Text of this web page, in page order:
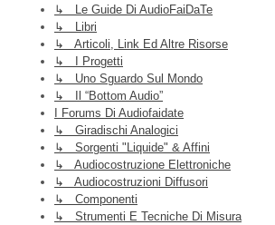
↳ Le Guide Di AudioFaiDaTe
↳ Libri
↳ Articoli, Link Ed Altre Risorse
↳ I Progetti
↳ Uno Sguardo Sul Mondo
↳ Il “Bottom Audio”
I Forums Di Audiofaidate
↳ Giradischi Analogici
↳ Sorgenti "liquide" & Affini
↳ Audiocostruzione Elettroniche
↳ Audiocostruzioni Diffusori
↳ Componenti
↳ Strumenti E Tecniche Di Misura